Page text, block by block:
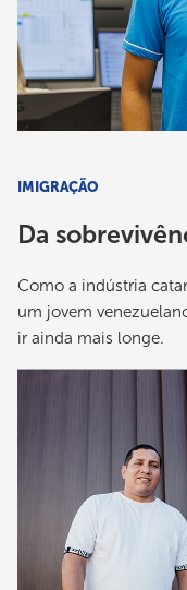
IMIGRAÇÃO
Da
Como a indústria
um jovem
ir ainda mais longe.